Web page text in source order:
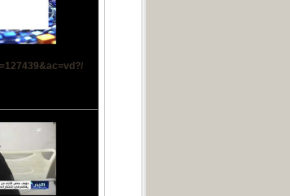
/?no=127439&ac=vd >